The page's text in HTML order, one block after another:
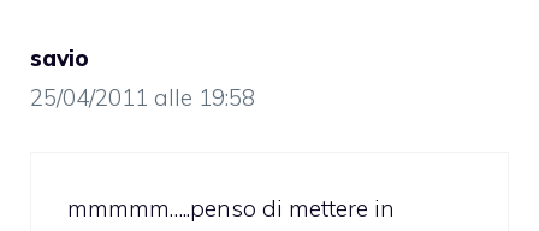
savio
25/04/2011 alle 19:58
mmmmm…..penso di mettere in